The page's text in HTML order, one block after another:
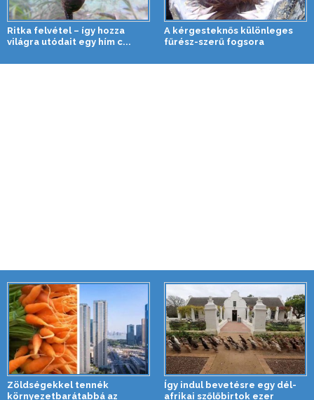
Ritka felvétel – így hozza
világra utódait egy hím c...
A kérgesteknős különleges
fűrész-szerű fogsora
Zöldségekkel tennék
környezetbarátabbá az
Így indul bevetésre egy dél-
afrikai szőlőbirtok ezer